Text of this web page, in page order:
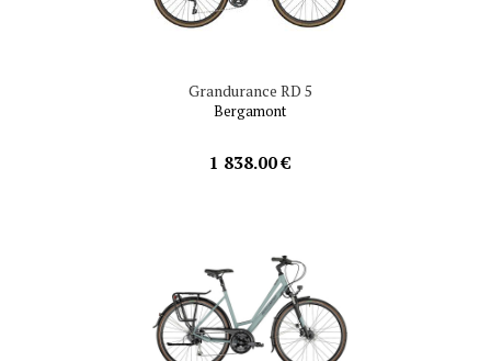
Grandurance RD 5
Bergamont
1 838.00 €